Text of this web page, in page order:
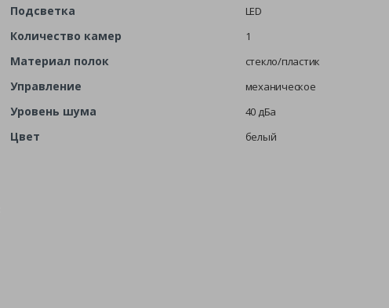
Подсветка LED
Количество камер 1
Материал полок стекло/пластик
Управление механическое
Уровень шума 40 дБа
Цвет белый